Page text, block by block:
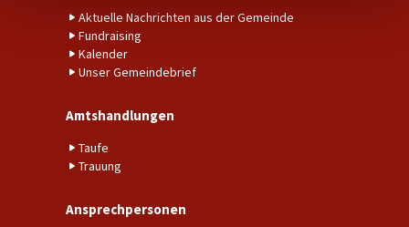
Aktuelle Nachrichten aus der Gemeinde
Fundraising
Kalender
Unser Gemeindebrief
Amtshandlungen
Taufe
Trauung
Ansprechpersonen